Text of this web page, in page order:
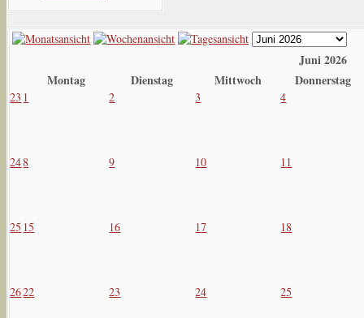
Juni 2026
Montag
Dienstag Mittwoch Donnerstag
23 1 2 3 4
248 9 10 11
25 15 16 17 18
2622 23 24 25